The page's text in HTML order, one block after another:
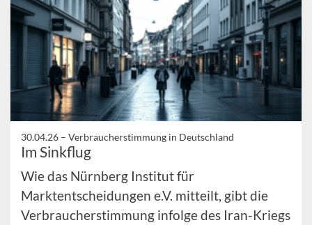
30.04.26 – Verbraucherstimmung in Deutschland
Im Sinkflug
Wie das Nürnberg Institut für
Marktentscheidungen e.V. mitteilt, gibt die
Verbraucherstimmung infolge des Iran-Kriegs